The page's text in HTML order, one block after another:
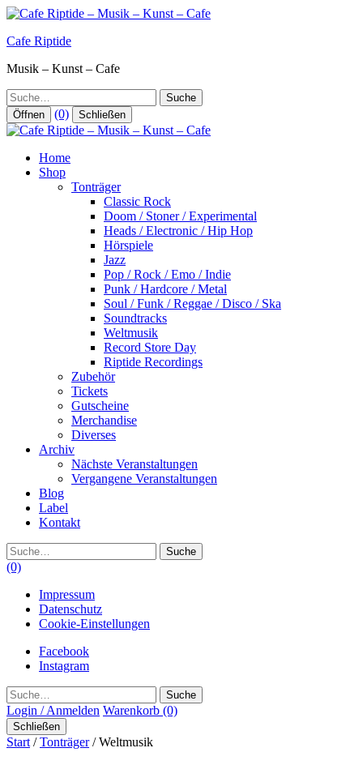
Zum
springen
Cafe Riptide
Musik – Kunst – Cafe
Suche
Öffnen (0) Schließen
Home
Shop
Tonträger
Classic Rock
Doom / Stoner / Experimental
Heads / Electronic / Hip Hop
Hörspiele
Jazz
Pop / Rock / Emo / Indie
Punk / Hardcore / Metal
Soul / Funk / Reggae / Disco / Ska
Soundtracks
Weltmusik
Record Store Day
Riptide Recordings
Zubehör
Tickets
Gutscheine
Merchandise
Diverses
Archiv
Nächste Veranstaltungen
Vergangene Veranstaltungen
Blog
Label
Kontakt
Suche
(0)
Impressum
Datenschutz
Cookie-Einstellungen
Facebook
Instagram
Suche
Login / Anmelden Warenkorb (0)
Schließen
Start /Tonträger/ Weltmusik